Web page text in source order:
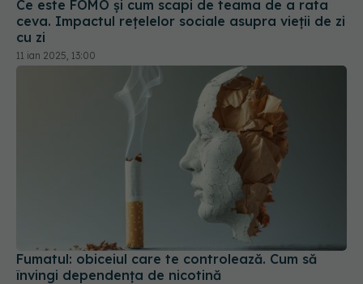
Ce este FOMO și cum scapi de teama de a rata
ceva. Impactul rețelelor sociale asupra vieții de zi
cu zi
11 ian 2025, 13:00
Fumatul: obiceiul care te controlează. Cum să
învingi dependența de nicotină